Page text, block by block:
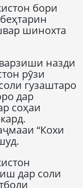
бори
шинохта
назди
рӯзи
гузаштаро
дар
соҳаи
“Кохи
дар соли